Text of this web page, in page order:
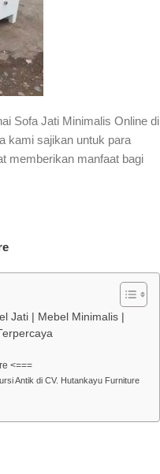
Sofa Jati Minimalis Online di
kami sajikan untuk para
memberikan manfaat bagi
Jati | Mebel Minimalis |
<===
Antik di CV. Hutankayu Furniture